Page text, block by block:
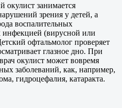
окулист занимается
зрения у детей, а
воспалительных
инфекцией (вирусной или
офтальмолог проверяет
глазное дно. При
окулист может вовремя
заболеваний, как, например,
гидроцефалия, катаракта.